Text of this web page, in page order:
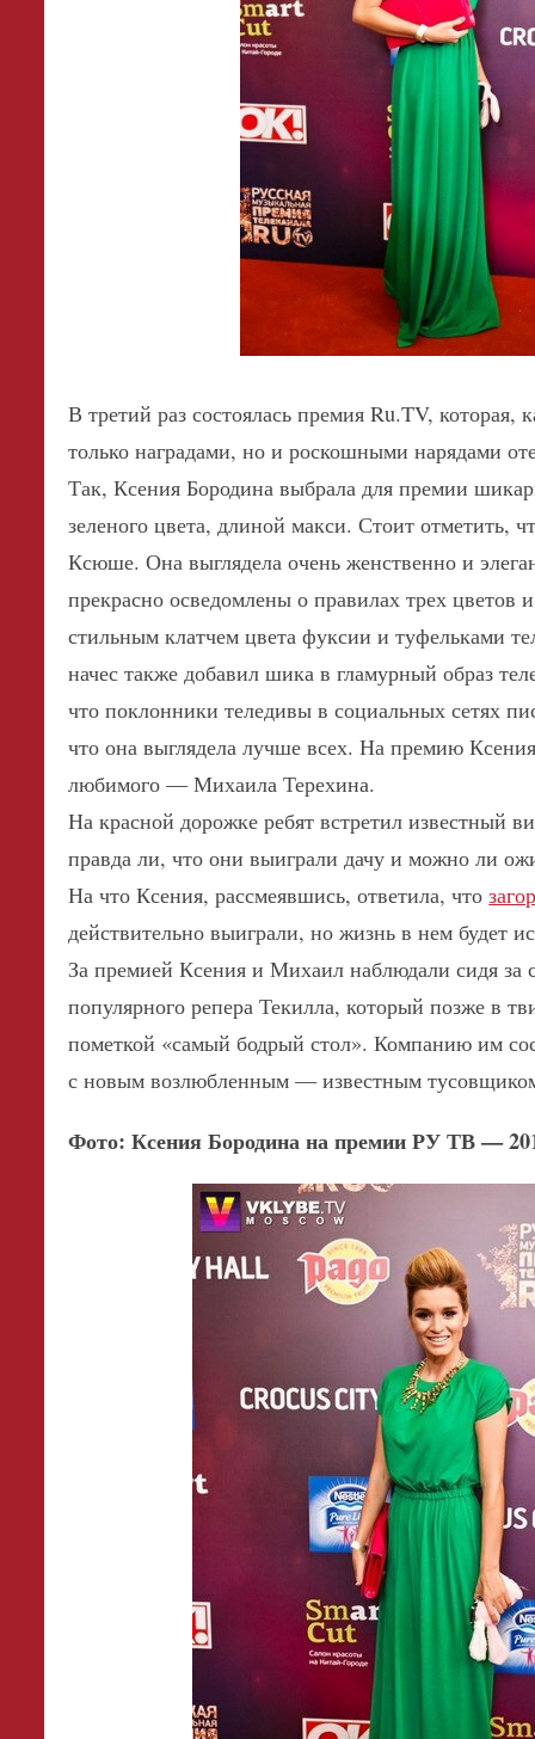
В третий раз состоялась премия Ru.TV, которая,
только наградами, но и роскошными нарядами
Так, Ксения Бородина выбрала для премии
зеленого цвета, длиной макси. Стоит отметить,
Ксюше. Она выглядела очень женственно и
прекрасно осведомлены о правилах трех цветов
стильным клатчем цвета фуксии и туфельками
начес также добавил шика в гламурный образ
что поклонники теледивы в социальных сетях
что она выглядела лучше всех. На премию
любимого — Михаила Терехина.
На красной дорожке ребят встретил известный
правда ли, что они выиграли дачу и можно ли
На что Ксения, рассмеявшись, ответила, что
действительно выиграли, но жизнь в нем будет
За премией Ксения и Михаил наблюдали сидя за
популярного репера Текилла, который позже в
пометкой «самый бодрый стол». Компанию им
с новым возлюбленным — известным
Фото: Ксения Бородина на премии РУ ТВ —